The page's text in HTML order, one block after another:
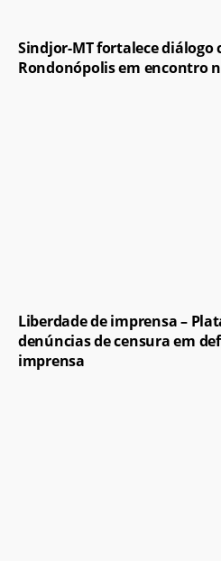
Sindjor-MT fortalece diálogo
Rondonópolis em encontro
Liberdade de imprensa –
denúncias de censura em
imprensa